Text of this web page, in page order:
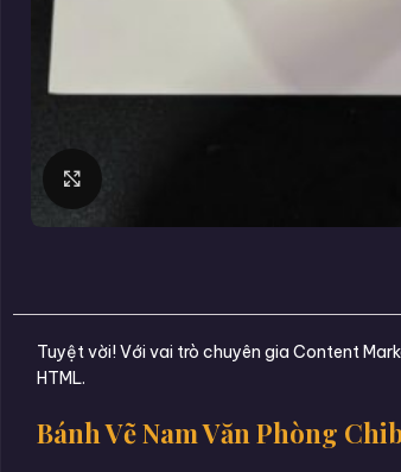
Tuyệt vời! Với vai trò chuyên gia Content
HTML.
Bánh Vẽ Nam Văn Phòng